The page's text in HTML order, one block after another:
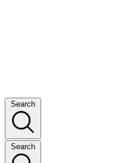
Search
Search